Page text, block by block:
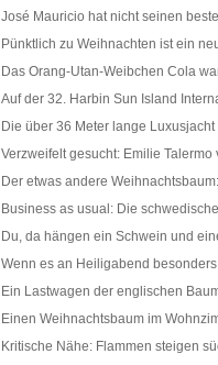
José Mauricio hat nicht seinen
Pünktlich zu Weihnachten ist ein
Das Orang-Utan-Weibchen Cola
Auf der 32. Harbin Sun Island
Die über 36 Meter lange
Verzweifelt gesucht: Emilie
Der etwas andere
Business as usual: Die
Du, da hängen ein Schwein und
Wenn es an Heiligabend
Ein Lastwagen der englischen
Einen Weihnachtsbaum im
Kritische Nähe: Flammen steigen